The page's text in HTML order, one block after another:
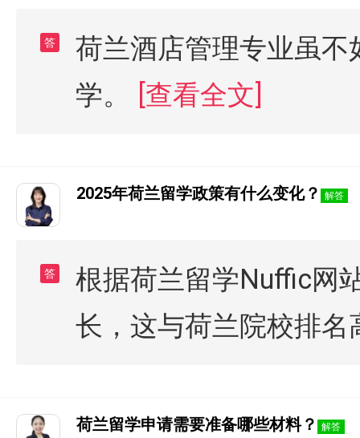
答
荷兰酒店管理专业虽
学。
[查看全文]
2025年荷兰留学政策有什么变化？ 解答
答
根据荷兰留学Nuffic网
长，这与荷兰院校排
荷兰留学申请需要准备哪些材料？ 解答